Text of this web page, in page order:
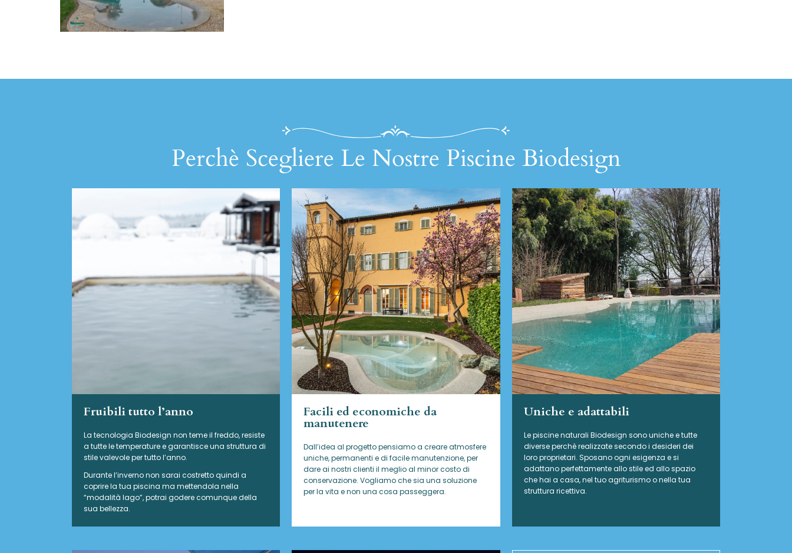
Perchè Scegliere Le Nostre Piscine Biodesign
Fruibili tutto l’anno
La tecnologia Biodesign non teme il freddo, resiste
a tutte le temperature e garantisce una struttura di
stile valevole per tutto l’anno.
Durante l’inverno non sarai costretto quindi a
coprire la tua piscina ma mettendola nella
“modalità lago”, potrai godere comunque della
sua bellezza.
Facili ed economiche da
manutenere
Dall’idea al progetto pensiamo a creare atmosfere
uniche, permanenti e di facile manutenzione, per
dare ai nostri clienti il meglio al minor costo di
conservazione. Vogliamo che sia una soluzione
per la vita e non una cosa passeggera.
Uniche e adattabili
Le piscine naturali Biodesign sono uniche e tutte
diverse perchè realizzate secondo i desideri dei
loro proprietari. Sposano ogni esigenza e si
adattano perfettamente allo stile ed allo spazio
che hai a casa, nel tuo agriturismo o nella tua
struttura ricettiva.